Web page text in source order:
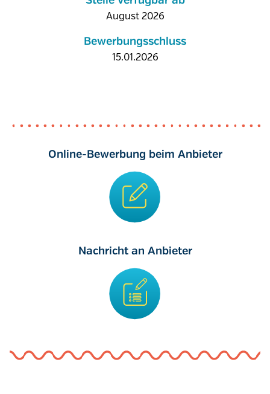
August 2026
Bewerbungsschluss
15.01.2026
Online-Bewerbung beim Anbieter
Nachricht an Anbieter